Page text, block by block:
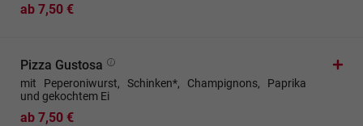
ab 7,50 €
Pizza Gustosa
mit Peperoniwurst, Schinken*, Champignons, Paprika
und gekochtem Ei
ab 7,50 €